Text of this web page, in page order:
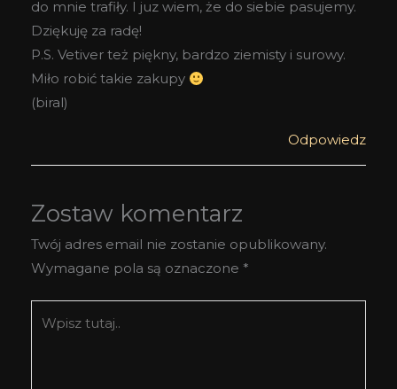
do mnie trafiły. I juz wiem, że do siebie pasujemy.
Dziękuję za radę!
P.S. Vetiver też piękny, bardzo ziemisty i surowy.
Miło robić takie zakupy
(biral)
Odpowiedz
Zostaw komentarz
Twój adres email nie zostanie opublikowany.
Wymagane pola są oznaczone *
tutaj..